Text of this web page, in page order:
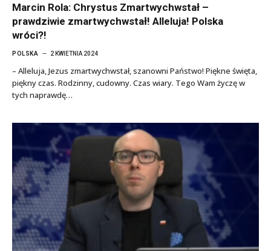
Marcin Rola: Chrystus Zmartwychwstał –
prawdziwie zmartwychwstał! Alleluja! Polska
wróci?!
POLSKA 2 KWIETNIA 2024
– Alleluja, Jezus zmartwychwstał, szanowni Państwo! Piękne święta,
piękny czas. Rodzinny, cudowny. Czas wiary. Tego Wam życzę w
tych naprawdę…